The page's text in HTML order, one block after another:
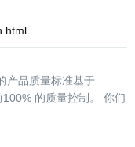
产品质量标准基于
的质量控制。 你们